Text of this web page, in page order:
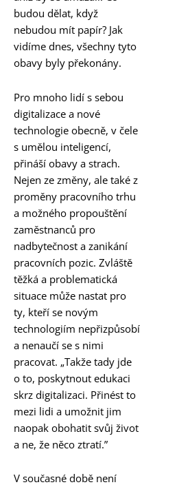
budou dělat, když
nebudou mít papír? Jak
vidíme dnes, všechny tyto
obavy byly překonány.
Pro mnoho lidí s sebou
digitalizace a nové
technologie obecně, v čele
s umělou inteligencí,
přináší obavy a strach.
Nejen ze změny, ale také z
proměny pracovního trhu
a možného propouštění
zaměstnanců pro
nadbytečnost a zanikání
pracovních pozic. Zvláště
těžká a problematická
situace může nastat pro
ty, kteří se novým
technologiím nepřizpůsobí
a nenaučí se s nimi
pracovat. „Takže tady jde
o to, poskytnout edukaci
skrz digitalizaci. Přinést to
mezi lidi a umožnit jim
naopak obohatit svůj život
a ne, že něco ztratí.”
V současné době není